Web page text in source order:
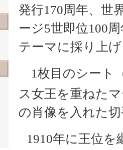
発行170周年、世
ージ5世即位100
テーマに採り上
1枚目のシート
ス女王を重ねた
の肖像を入れた
1910年に王位を